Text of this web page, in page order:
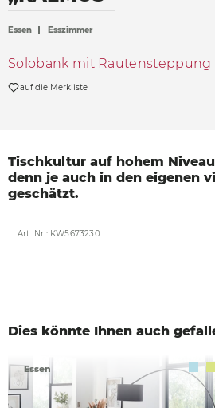
Sonnen- und Sichtschutz
Essen Esszimmer
Solobank mit Rautensteppung
auf die Merkliste
Tischkultur auf hohem
denn je auch in den eigenen
geschätzt.
Art. Nr.: KW5673230
Dies könnte Ihnen auch
Essen